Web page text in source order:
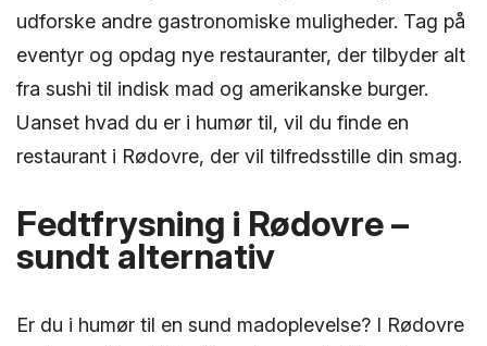
udforske andre gastronomiske muligheder. Tag på
eventyr og opdag nye restauranter, der tilbyder alt
fra sushi til indisk mad og amerikanske burger.
Uanset hvad du er i humør til, vil du finde en
restaurant i Rødovre, der vil tilfredsstille din smag.
Fedtfrysning i Rødovre –
sundt alternativ
Er du i humør til en sund madoplevelse? I Rødovre